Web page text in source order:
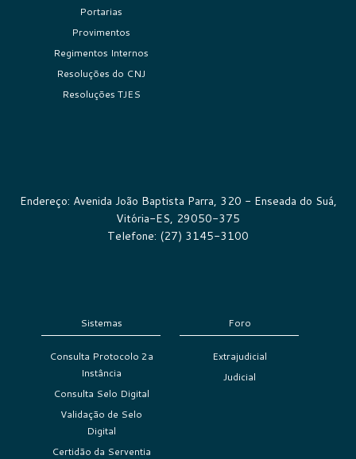
Portarias
Provimentos
Regimentos Internos
Resoluções do CNJ
Resoluções TJES
Endereço: Avenida João Baptista Parra, 320 - Enseada do Suá,
Vitória-ES, 29050-375
Telefone: (27) 3145-3100
Sistemas
Consulta Protocolo 2a
Instância
Consulta Selo Digital
Validação de Selo
Digital
Certidão da Serventia
Foro
Extrajudicial
Judicial